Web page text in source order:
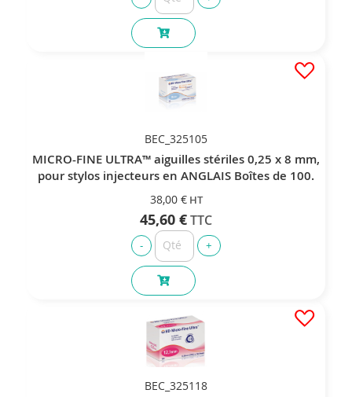
BEC_325105
MICRO-FINE ULTRA™ aiguilles stériles 0,25 x 8 mm,
pour stylos injecteurs en ANGLAIS Boîtes de 100.
38,00 €
45,60 €
BEC_325118